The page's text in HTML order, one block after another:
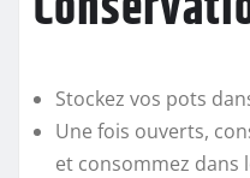
Stockez vos pots
Une fois ouverts,
et consommez dans